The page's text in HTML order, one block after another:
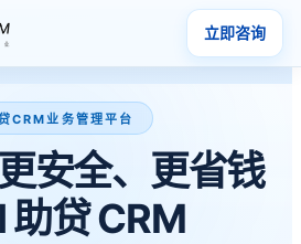
立即咨询
CRM业务管理平台
安全、更省钱
助贷 CRM